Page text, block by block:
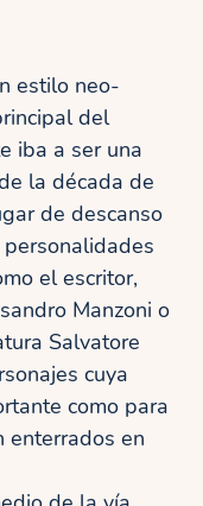
estilo neo-
del
iba a ser una
la década de
de descanso
el escritor,
Manzoni o
Salvatore
cuya
como para
enterrados en